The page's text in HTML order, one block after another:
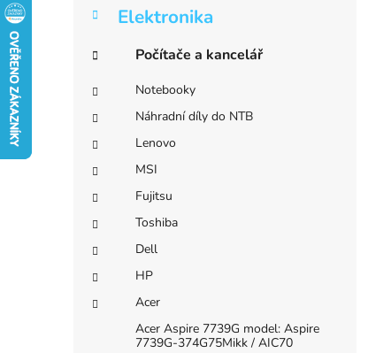
Přeskočit
kategorie
K
a
e
g
o
r
i
Elektronika
Počítače a kancelář
Notebooky
Náhradní díly do NTB
Lenovo
MSI
Fujitsu
Toshiba
Dell
HP
Acer
Acer Aspire 7739G model: Aspire
7739G-374G75Mikk / AIC70